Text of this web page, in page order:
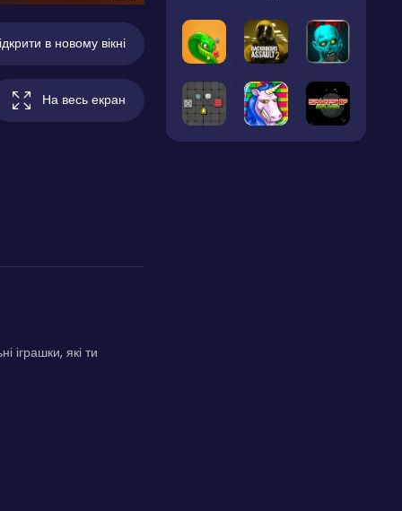
в новому вікні
На весь екран
які ти